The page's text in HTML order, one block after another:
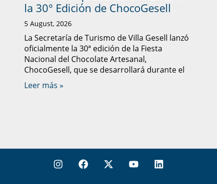
la 30° Edición de ChocoGesell
5 August, 2026
La Secretaría de Turismo de Villa Gesell lanzó
oficialmente la 30ª edición de la Fiesta
Nacional del Chocolate Artesanal,
ChocoGesell, que se desarrollará durante el
Leer más »